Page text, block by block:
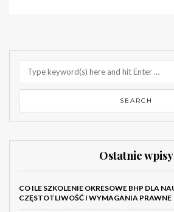
Ostatnie wpisy
CO ILE SZKOLENIE OKRESOWE BHP DLA
CZĘSTOTLIWOŚĆ I WYMAGANIA PRAWNE